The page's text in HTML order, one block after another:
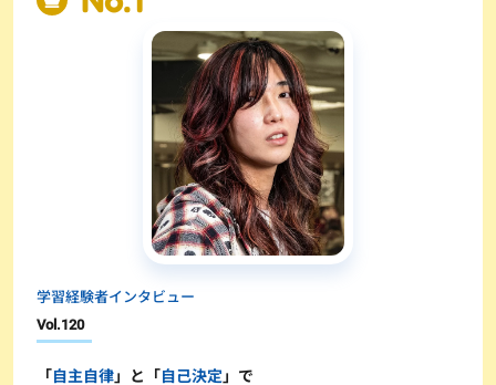
学習経験者インタビュー
Vol.120
「自主自律」と「自己決定 」で